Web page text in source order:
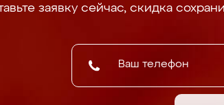
заявку сейчас, скидка